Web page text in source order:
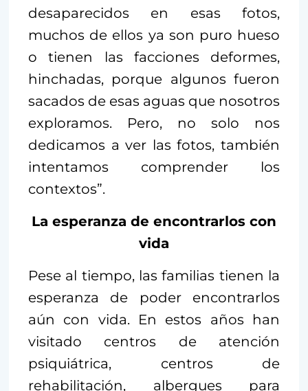
desaparecidos en esas fotos,
muchos de ellos ya son puro hueso
o tienen las facciones deformes,
hinchadas, porque algunos fueron
sacados de esas aguas que nosotros
exploramos. Pero, no solo nos
dedicamos a ver las fotos, también
intentamos comprender los
contextos”.
La esperanza de encontrarlos con
vida
Pese al tiempo, las familias tienen la
esperanza de poder encontrarlos
aún con vida. En estos años han
visitado centros de atención
psiquiátrica, centros de
rehabilitación, albergues para